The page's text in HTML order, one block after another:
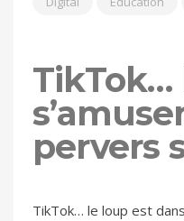
TikTok…
pervers
TikTok… le loup est